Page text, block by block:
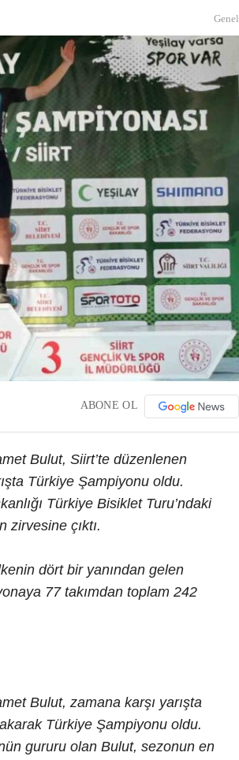
Genel
ABONE OL
Bulut, Siirt’te düzenlenen
Türkiye Şampiyonu oldu.
Türkiye Bisiklet Turu’ndaki
zirvesine çıktı.
dört bir yanından gelen
77 takımdan toplam 242
Bulut, zamana karşı yarışta
Türkiye Şampiyonu oldu.
gururu olan Bulut, sezonun en